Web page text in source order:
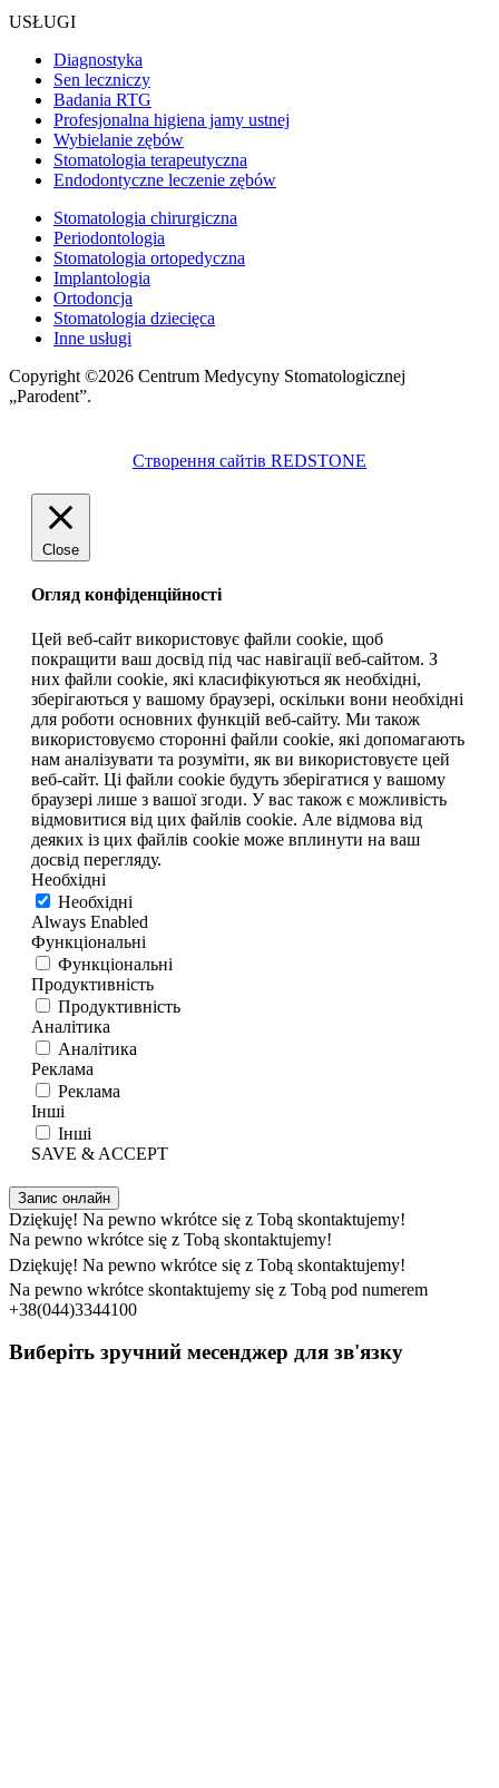
USŁUGI
Diagnostyka
Sen leczniczy
Badania RTG
Profesjonalna higiena jamy ustnej
Wybielanie zębów
Stomatologia terapeutyczna
Endodontyczne leczenie zębów
Stomatologia chirurgiczna
Periodontologia
Stomatologia ortopedyczna
Implantologia
Ortodoncja
Stomatologia dziecięca
Inne usługi
Copyright ©2026 Centrum Medycyny Stomatologicznej
„Parodent”.
Створення сайтів REDSTONE
Close
Огляд конфіденційності
Цей веб-сайт використовує файли cookie, щоб
покращити ваш досвід під час навігації веб-сайтом. З
них файли cookie, які класифікуються як необхідні,
зберігаються у вашому браузері, оскільки вони необхідні
для роботи основних функцій веб-сайту. Ми також
використовуємо сторонні файли cookie, які допомагають
нам аналізувати та розуміти, як ви використовуєте цей
веб-сайт. Ці файли cookie будуть зберігатися у вашому
браузері лише з вашої згоди. У вас також є можливість
відмовитися від цих файлів cookie. Але відмова від
деяких із цих файлів cookie може вплинути на ваш
досвід перегляду.
Необхідні
Необхідні
Always Enabled
Функціональні
Функціональні
Продуктивність
Продуктивність
Аналітика
Аналітика
Реклама
Реклама
Інші
Інші
SAVE & ACCEPT
Запис онлайн
Dziękuję! Na pewno wkrótce się z Tobą skontaktujemy!
Na pewno wkrótce się z Tobą skontaktujemy!
Dziękuję! Na pewno wkrótce się z Tobą skontaktujemy!
Na pewno wkrótce skontaktujemy się z Tobą pod numerem
+38(044)3344100
Виберіть зручний месенджер для зв'язку